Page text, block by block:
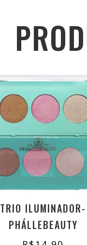
TRIO ILUMINADOR-
PHÁLLEBEAUTY